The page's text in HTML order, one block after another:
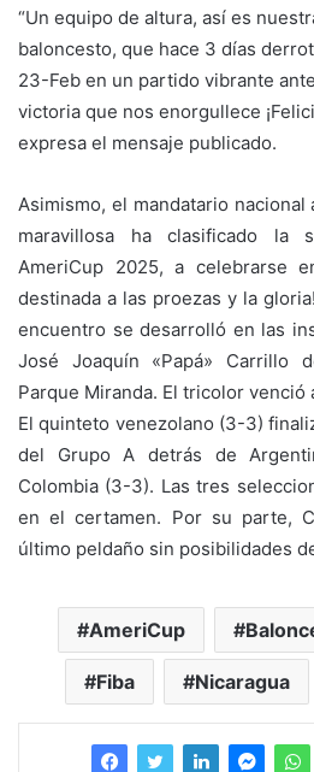
“Un equipo de altura, así es
baloncesto, que hace 3 días
23-Feb en un partido vibrante
victoria que nos enorgullece
expresa el mensaje publicado.
Asimismo, el mandatario nacional
maravillosa ha clasificado la
AmeriCup 2025, a celebrarse
destinada a las proezas y la
encuentro se desarrolló en las
José Joaquín «Papá» Carrillo
Parque Miranda. El tricolor venció
El quinteto venezolano (3-3)
del Grupo A detrás de
Colombia (3-3). Las tres
en el certamen. Por su parte,
último peldaño sin posibilidades
AmeriCup
Fiba Nicaragua